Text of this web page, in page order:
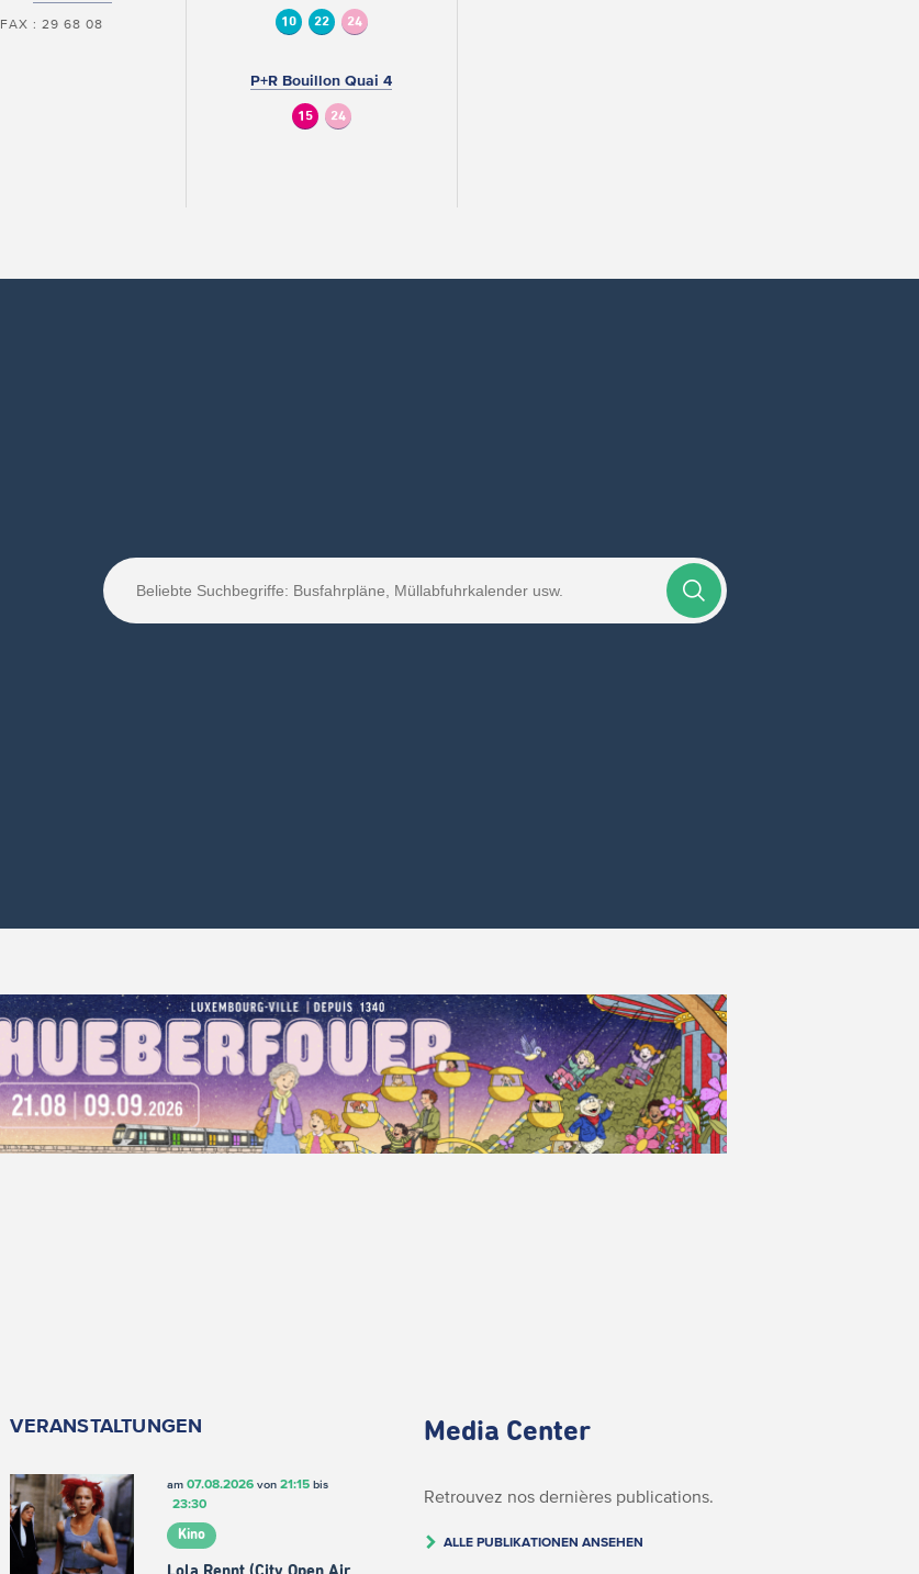
FAX : 29 68 08 10 22 24
P+R Bouillon Quai 4
15 24
VERANSTALTUNGEN
am 07.08.2026von 21:15bis
23:30
Kino
Media Center
Retrouvez nos dernières publications.
ALLE PUBLIKATIONEN ANSEHEN